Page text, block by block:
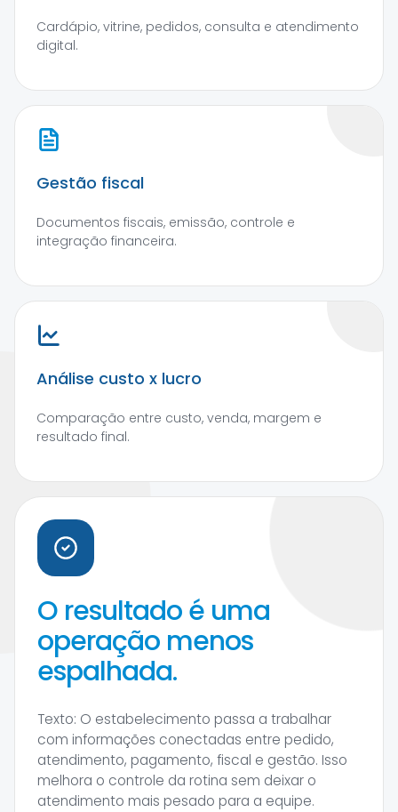
Cardápio, vitrine, pedidos, consulta e atendimento
digital.
Gestão fiscal
Documentos fiscais, emissão, controle e
integração financeira.
Análise custo x lucro
Comparação entre custo, venda, margem e
resultado final.
O resultado é uma
operação menos
espalhada.
Texto: O estabelecimento passa a trabalhar
com informações conectadas entre pedido,
atendimento, pagamento, fiscal e gestão. Isso
melhora o controle da rotina sem deixar o
atendimento mais pesado para a equipe.